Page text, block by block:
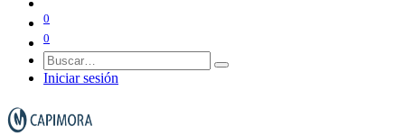
0
0
Iniciar sesión